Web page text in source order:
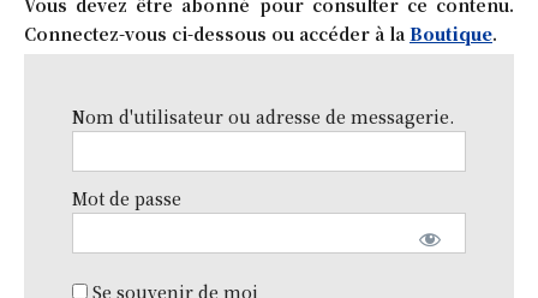
Connectez-vous ci-dessous ou accéder à la Boutique.
Nom d'utilisateur ou adresse de messagerie.
Mot de passe
Se souvenir de moi